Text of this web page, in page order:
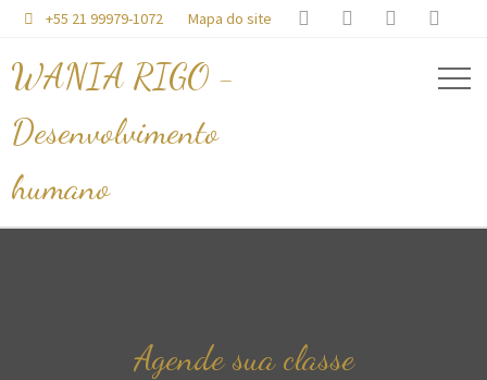
 +55 21 99979-1072 Mapa do site    
WANIA RIGO -
Desenvolvimento
humano
Agende sua classe